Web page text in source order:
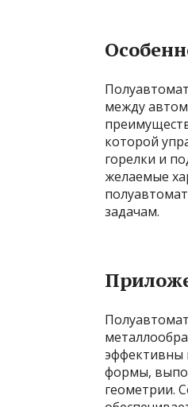
между
которой
горелки и
желаемые
задачам.
эффективны
формы,
геометрии.